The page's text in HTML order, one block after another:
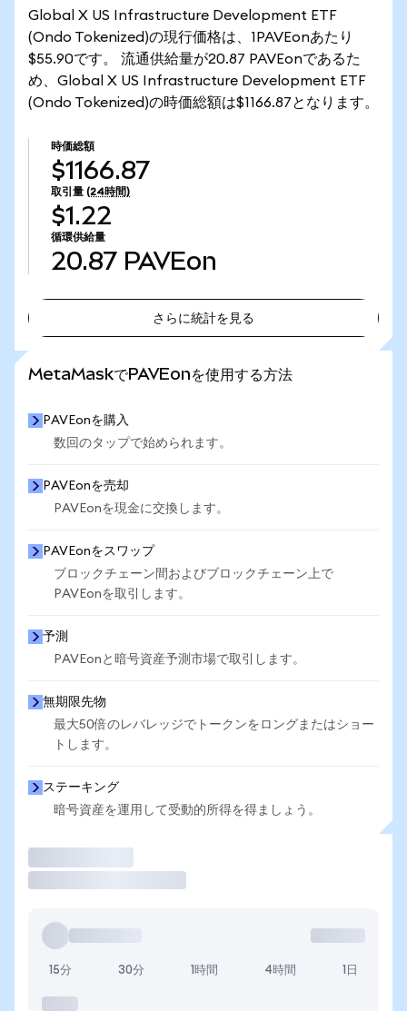
Global X US Infrastructure Development ETF
(Ondo Tokenized)の現行価格は、1PAVEonあたり
$55.90です。 流通供給量が20.87 PAVEonであるた
め、Global X US Infrastructure Development ETF
(Ondo Tokenized)の時価総額は$1166.87となります。
時価総額
$1166.87
取引量 (24時間)
$1.22
循環供給量
20.87 PAVEon
さらに統計を見る
MetaMaskでPAVEonを使用する方法
PAVEonを購入
数回のタップで始められます。
PAVEonを売却
PAVEonを現金に交換します。
PAVEonをスワップ
ブロックチェーン間およびブロックチェーン上で
PAVEonを取引します。
予測
PAVEonと暗号資産予測市場で取引します。
無期限先物
最大50倍のレバレッジでトークンをロングまたはショー
トします。
ステーキング
暗号資産を運用して受動的所得を得ましょう。
15分 30分 1時間 4時間 1日